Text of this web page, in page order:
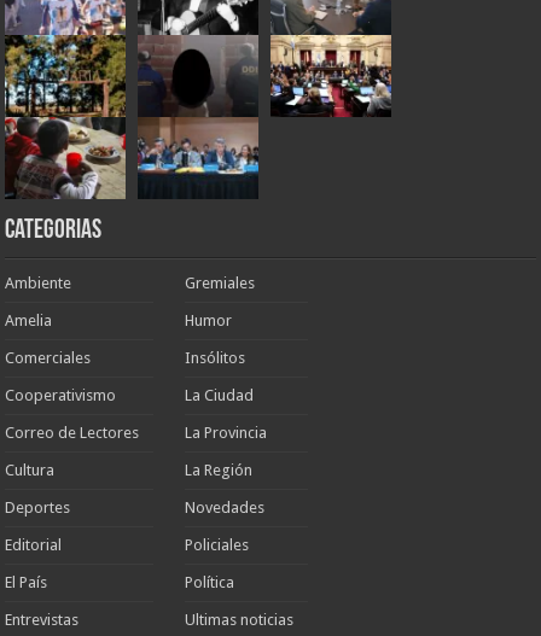
Categorias
Ambiente
Amelia
Comerciales
Cooperativismo
Correo de Lectores
Cultura
Deportes
Editorial
El País
Entrevistas
Gremiales
Humor
Insólitos
La Ciudad
La Provincia
La Región
Novedades
Policiales
Política
Ultimas noticias